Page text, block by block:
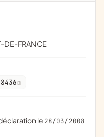
DE-FRANCE
le 28/03/2008